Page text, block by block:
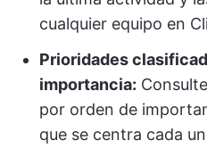
cualquier equipo en
Prioridades
importancia:
por orden de
que se centra cada